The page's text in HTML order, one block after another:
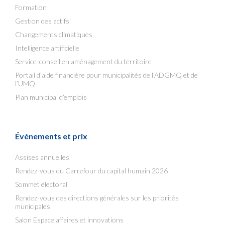
Formation
Gestion des actifs
Changements climatiques
Intelligence artificielle
Service-conseil en aménagement du territoire
Portail d’aide financière pour municipalités de l’ADGMQ et de
l’UMQ
Plan municipal d’emplois
Événements et prix
Assises annuelles
Rendez-vous du Carrefour du capital humain 2026
Sommet électoral
Rendez-vous des directions générales sur les priorités
municipales
Salon Espace affaires et innovations